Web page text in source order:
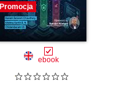
Promocja
ebook